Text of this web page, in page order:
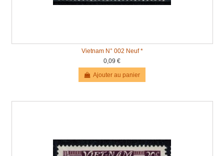
Vietnam N° 002 Neuf *
0,09 €
Ajouter au panier